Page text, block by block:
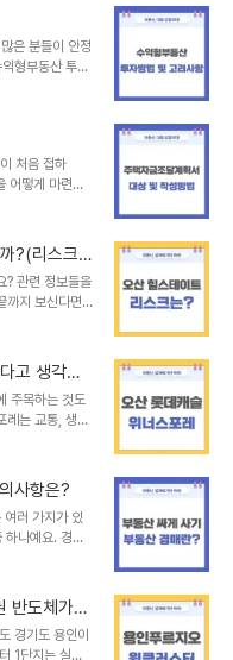
대차 계약서 작
읽으시면 계
겁니다. 부동산
우선, 부동산 임
산을 사용하
은 분들이 안정
형부동산 투자
입니다. 이번
투자를 위한
치기수익형부
부동산은 임대
오피스텔, 호텔
을 얻는 것이
처음 접하
어떻게 마련했
약 이를 제대
야 하는지 깔
살펴보기1. 주
자금을 어디서
에서 왔는지 투
지할 수 있기 때
이 ..
?(리스크
? 관련 정보들을
까지 보신다면
더불어 주의해
실 수 있듯 발
무 비쌉니다
원까지 업될
사업장이라 해
석 분양가 정보
고 생각하
주목하는 것도
레는 교통, 생활
자 모두에게 관
위치해 있어
이 뛰어난 교통
되어 있어, 향
롯데건설이 시
. 16개 동으로
사항은?
여러 가지가 있
하나예요. 경매
이 있죠. 하지만
쫙 훑어보고,
요. 끝까지 읽어
. 경매란 무엇일
반도체가
경기도 용인이
1단지는 실거